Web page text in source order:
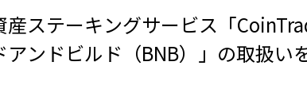
ステーキングサービス「
ンドビルド（BNB）」の取扱い